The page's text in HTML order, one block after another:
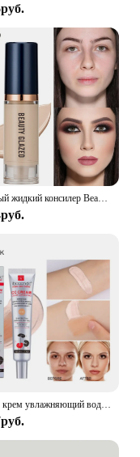
6-цветный жидкий консилер Beauty Glazed — полное покрытие, стойкий, водостойкий, естественный эффект,
База CC крем увлажняющий водостойкий антипот Косметика перед консилером стойкий женский макияж защита кожи эрборатская косметика